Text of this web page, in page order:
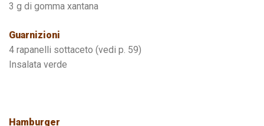
3 g di gomma xantana
Guarnizioni
4 rapanelli sottaceto (vedi p. 59)
Insalata verde
Hamburger